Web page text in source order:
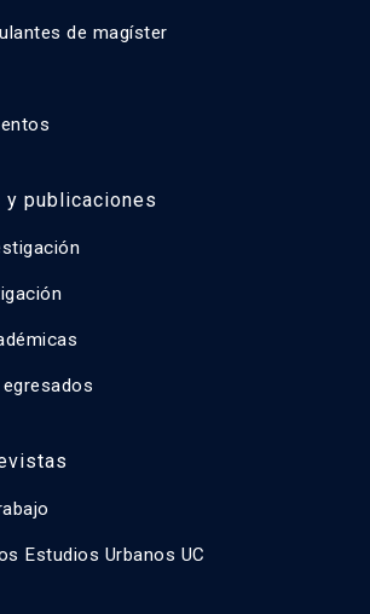
de magíster
y publicaciones
Estudios Urbanos UC